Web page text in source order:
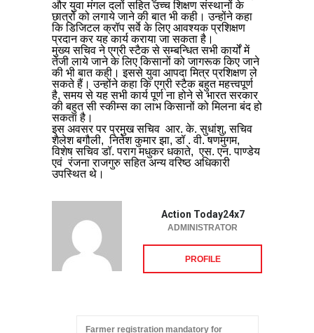
और युवा मंगल दलों सहित उच्च शिक्षण संस्थानों के
छात्रों को लगाये जाने की बात भी कही। उन्होंने कहा
कि डिजिटल क्रॉप सर्वे के लिए आवश्यक प्रशिक्षण
प्रदान कर यह कार्य कराया जा सकता है।
मुख्य सचिव ने एग्री स्टैक से सम्बन्धित सभी कार्यों में
तेजी लाये जाने के लिए किसानों को जागरूक किए जाने
की भी बात कही। इससे युवा आपदा मित्र प्रशिक्षण ले
सकते हैं। उन्होंने कहा कि एग्री स्टैक बहुत महत्त्वपूर्ण
है, समय से यह सभी कार्य पूर्ण ना होने से भारत सरकार
की बहुत सी स्कीम्स का लाभ किसानों को मिलना बंद हो
सकता है।
इस अवसर पर प्रमुख सचिव आर. के. सुधांशु, सचिव
शैलेश बगौली, नितेश कुमार झा, डॉ . वी. षणमुगम,
विशेष सचिव डॉ. पराग मधुकर धकाते, एस. एन. पाण्डेय
एवं रंजना राजगुरु सहित अन्य वरिष्ठ अधिकारी
उपस्थित थे।
Action Today24x7
ADMINISTRATOR
PROFILE
Farmer registration mandatory for